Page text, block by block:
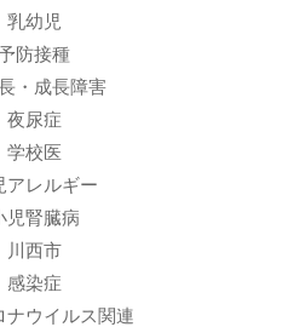
乳幼児
防接種
・成長障害
夜尿症
学校医
アレルギー
児腎臓病
川西市
感染症
ナウイルス関連